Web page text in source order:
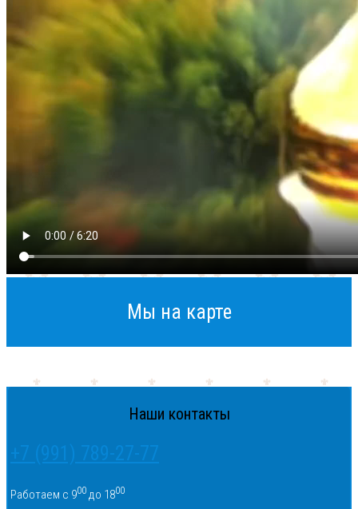
Мы на карте
Наши контакты
+7 (991) 789-27-77
Работаем с 900 до 1800